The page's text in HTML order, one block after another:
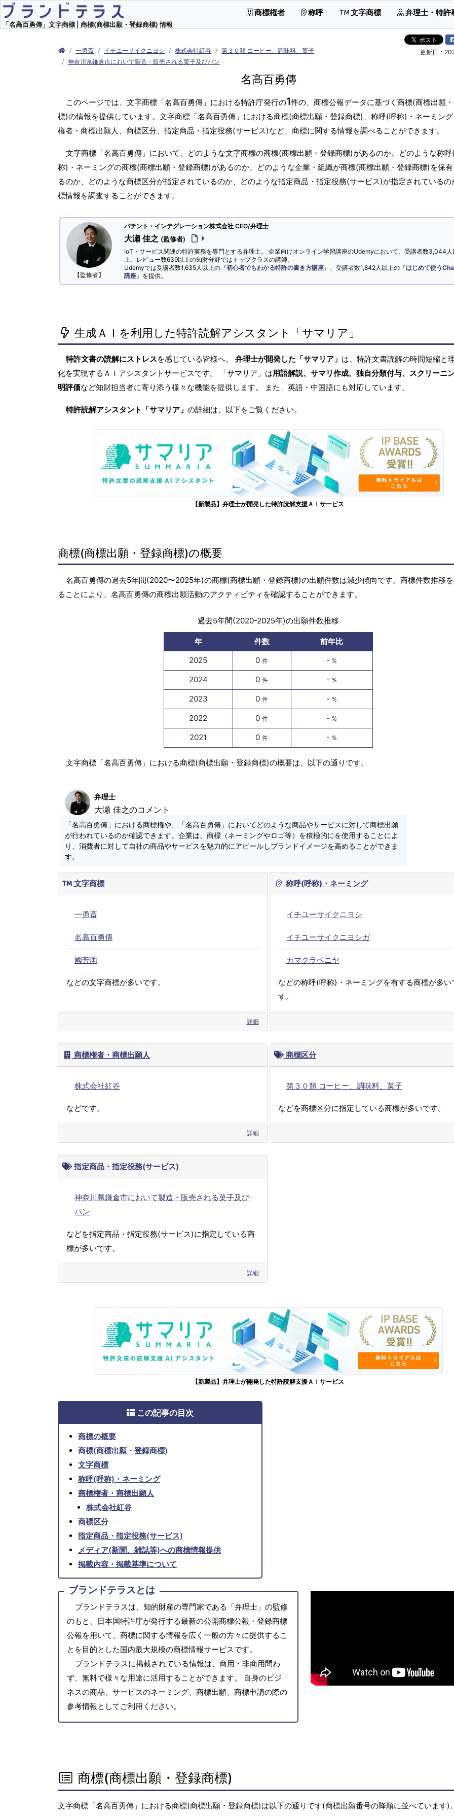
「名高百勇傳」文字商標 | 商標(商標出願・登録商標) 情報
商標権者 称呼 文字商標 弁理士・特許
一勇斎 イチユーサイクニヨシ 株式会社紅谷
第３０類 コーヒー、調味料、菓子
神奈川県鎌倉市において製造・販売される菓子及びパン
更新日：
名高百勇傳
このページでは、文字商標「名高百勇傳」における特許庁発行の1件の、商標公報データに基づく商標(商標出願
標)の情報を提供しています。文字商標「名高百勇傳」における商標(商標出願・登録商標)、称呼(呼称)・ネーミン
権者・商標出願人、商標区分、指定商品・指定役務(サービス)など、商標に関する情報を調べることができます。
文字商標「名高百勇傳」において、どのような文字商標の商標(商標出願・登録商標)があるのか、どのような称
称)・ネーミングの商標(商標出願・登録商標)があるのか、どのような企業・組織が商標(商標出願・登録商標)を保
るのか、どのような商標区分が指定されているのか、どのような指定商品・指定役務(サービス)が指定されているの
標情報を調査することができます。
【監修者】
パテント・インテグレーション株式会社 CEO/弁理士
大瀬 佳之 (監修者)
IoT・サービス関連の特許実務を専門とする弁理士。 企業向けオンライン学習講座のUdemyにおいて、受講者数3,044人
上、レビュー数639以上の知財分野ではトップクラスの講師。
Udemyでは受講者数1,635人以上の『初心者でもわかる特許の書き方講座 』、受講者数1,842人以上の『はじめて使う
講座 』を提供。
生成ＡＩを利用した特許読解アシスタント「サマリア」
特許文書の読解にストレスを感じている皆様へ。 弁理士が開発した「サマリア」 は、特許文書読解の時間短縮と
化を実現するＡＩアシスタントサービスです。 「サマリア」は用語解説、サマリ作成、独自分類付与、スクリーニ
明評価など知財担当者に寄り添う様々な機能を提供します。 また、英語・中国語にも対応しています。
特許読解アシスタント「サマリア」 の詳細は、以下をご覧ください。
【新製品】弁理士が開発した特許読解支援ＡＩサービス
商標(商標出願・登録商標)の概要
名高百勇傳の過去5年間(2020〜2025年)の商標(商標出願・登録商標)の出願件数は減少傾向です。商標件数推移
ることにより、名高百勇傳の商標出願活動のアクティビティを確認することができます。
過去5年間(2020-2025年)の出願件数推移
年 件数
前年比
2025
0件 - %
2024 0件 - %
2023 0件 - %
2022 0件 - %
2021 0件 - %
文字商標「名高百勇傳」における商標(商標出願・登録商標)の概要は、以下の通りです。
弁理士
大瀬 佳之のコメント
「名高百勇傳」における商標権や、「名高百勇傳」においてどのような商品やサービスに対して商標出願
が行われているのか確認できます。企業は、商標（ネーミングやロゴ等）を積極的にを使用することによ
り、消費者に対して自社の商品やサービスを魅力的にアピールしブランドイメージを高めることができま
す。
文字商標
一勇斎
名高百勇傳
國芳画
などの文字商標が多いです。
詳細
称呼(呼称)・ネーミング
イチユーサイクニヨシ
イチユーサイクニヨシガ
カマクラベニヤ
などの称呼(呼称)・ネーミングを有する商標が多い
す。
商標権者・商標出願人
株式会社紅谷
などです。
詳細
商標区分
第３０類 コーヒー、調味料、菓子
などを商標区分に指定している商標が多いです。
指定商品・指定役務(サービス)
神奈川県鎌倉市において製造・販売される菓子及び
パン
などを指定商品・指定役務(サービス)に指定している商
標が多いです。
詳細
【新製品】弁理士が開発した特許読解支援ＡＩサービス
この記事の目次
商標の概要
商標(商標出願・登録商標)
文字商標
称呼(呼称)・ネーミング
商標権者・商標出願人
株式会社紅谷
商標区分
指定商品・指定役務(サービス)
メディア(新聞、雑誌等)への商標情報提供
掲載内容・掲載基準について
ブランドテラスとは
ブランドテラスは、知的財産の専門家である「弁理士」の監修
のもと、日本国特許庁が発行する最新の公開商標公報・登録商標
公報を用いて、商標に関する情報を広く一般の方々に提供するこ
とを目的とした国内最大規模の商標情報サービスです。
ブランドテラスに掲載されている情報は、商用・非商用問わ
ず、無料で様々な用途に活用することができます。 自身のビジ
ネスの商品、サービスのネーミング、商標出願、商標申請の際の
参考情報としてご利用ください。
商標(商標出願・登録商標)
文字商標「名高百勇傳」における商標(商標出願・登録商標)は以下の通りです(商標出願番号の降順に並べています)